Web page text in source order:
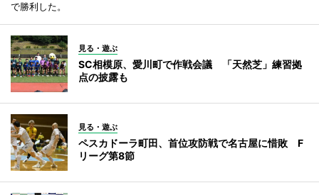
で勝利した。
見る・遊ぶ
SC相模原、愛川町で作戦会議 「天然芝」練習拠
点の披露も
見る・遊ぶ
ペスカドーラ町田、首位攻防戦で名古屋に惜敗 F
リーグ第8節